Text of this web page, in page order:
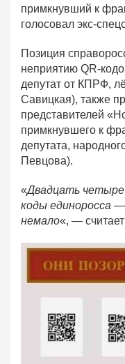
примкнувший к
голосовал экс-
Позиция
неприятию QR-
депутат от КПРФ,
Савицкая), также
представителей
примкнувшего к
депутата,
Певцова).
«Двадцать четыре
коды единоросса
немало«, —